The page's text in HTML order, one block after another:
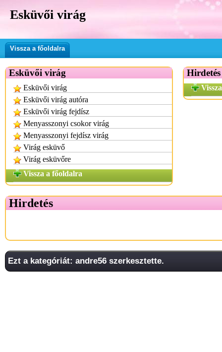
Esküvői virág
Vissza a főoldalra
Esküvői virág
Esküvői virág
Esküvői virág autóra
Esküvői virág fejdísz
Menyasszonyi csokor virág
Menyasszonyi fejdísz virág
Virág esküvő
Virág esküvőre
Vissza a főoldalra
Hirdetés
Hirdetés
Ezt a kategóriát: andre56 szerkesztette.